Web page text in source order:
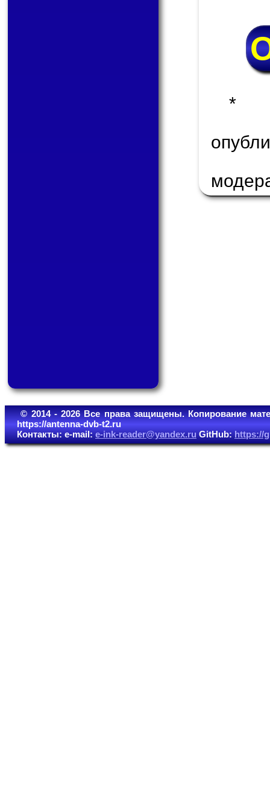
*
© 2014 - 2026 Все права защищены. Копирование
https://antenna-dvb-t2.ru
Контакты: e-mail:e-ink-reader@yandex.ruGitHub:https://